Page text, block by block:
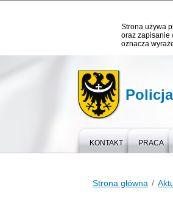
Strona używa
oraz zapisanie
oznacza
KONTAKT PRACA
Strona główna